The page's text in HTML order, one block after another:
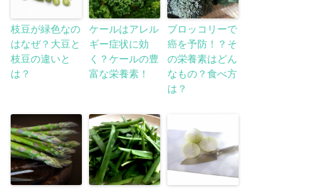
枝豆が緑色なの
はなぜ？大豆と
枝豆の違いと
は？
ケールはアレル
ギー症状に効
く？ケールの豊
富な栄養素！
ブロッコリーで
癌を予防！？そ
の栄養素はどん
なもの？食べ方
は？